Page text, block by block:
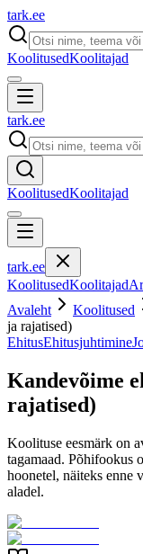
tark.ee
KoolitusedKoolitajad
tark.ee
KoolitusedKoolitajad
tark.ee
KoolitusedKoolitajad
Avaleht
Koolitused
ja rajatised)
EhitusEhitusjuhtimine
Kandevõime
rajatised)
Koolituse eesmärk on
tagamaad. Põhifookus
hoonetel, näiteks enne
aladel.